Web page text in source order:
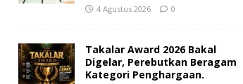
4 Agustus 2026 0
Takalar Award 2026 Bakal
Digelar, Perebutkan Beragam
Kategori Penghargaan.